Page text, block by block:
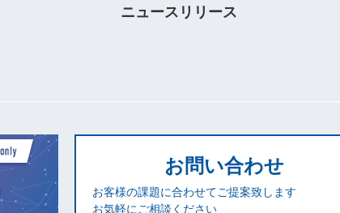
ニュースリリース
お問い合わせ
お客様の課題に合わせてご提案致します
お気軽にご相談ください